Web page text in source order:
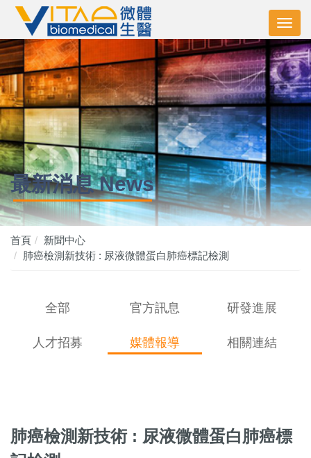
最新消息 News
首頁
新聞中心
肺癌檢測新技術 : 尿液微體蛋白肺癌標記檢測
全部 官方訊息 研發進展
人才招募 媒體報導 相關連結
肺癌檢測新技術 : 尿液微體蛋白肺癌標